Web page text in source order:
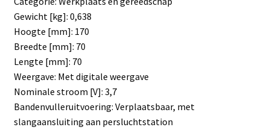
Gewicht [kg]: 0,638
Hoogte [mm]: 170
Breedte [mm]: 70
Lengte [mm]: 70
Weergave: Met digitale weergave
Nominale stroom [V]: 3,7
Bandenvulleruitvoering: Verplaatsbaar, met
slangaansluiting aan persluchtstation